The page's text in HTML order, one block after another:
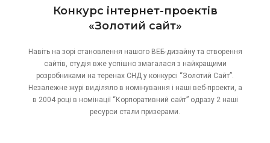
Конкурс інтернет-проектів
«Золотий сайт»
Навіть на зорі становлення нашого ВЕБ-дизайну та створення
сайтів, студія вже успішно змагалася з найкращими
розробниками на теренах СНД у конкурсі “Золотий Сайт”.
Незалежне журі виділяло в номінування і наші веб-проекти, а
в 2004 році в номінації “Корпоративний сайт” одразу 2 наші
ресурси стали призерами.